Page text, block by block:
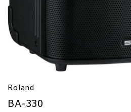
Roland
BA-330